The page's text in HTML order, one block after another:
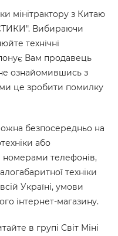
мінітрактору з Китаю
Вибираючи
технічні
Вам продавець
ознайомившись з
це зробити помилку
безпосередньо на
або
номерами телефонів,
техніки
Україні, умови
інтернет-магазину.
в групі Світ Міні